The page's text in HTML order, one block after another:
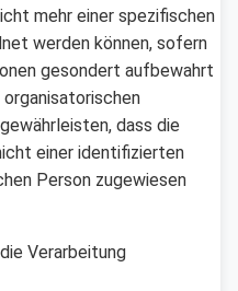
mehr einer spezifischen
werden können, sofern
gesondert aufbewahrt
dass die
einer identifizierten
Person zugewiesen
Verarbeitung